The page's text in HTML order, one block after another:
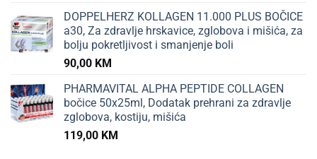
DOPPELHERZ KOLLAGEN 11.000 PLUS BOČICE
a30, Za zdravlje hrskavice, zglobova i mišića, za
bolju pokretljivost i smanjenje boli
90,00 KM
PHARMAVITAL ALPHA PEPTIDE COLLAGEN
bočice 50x25ml, Dodatak prehrani za zdravlje
zglobova, kostiju, mišića
119,00 KM